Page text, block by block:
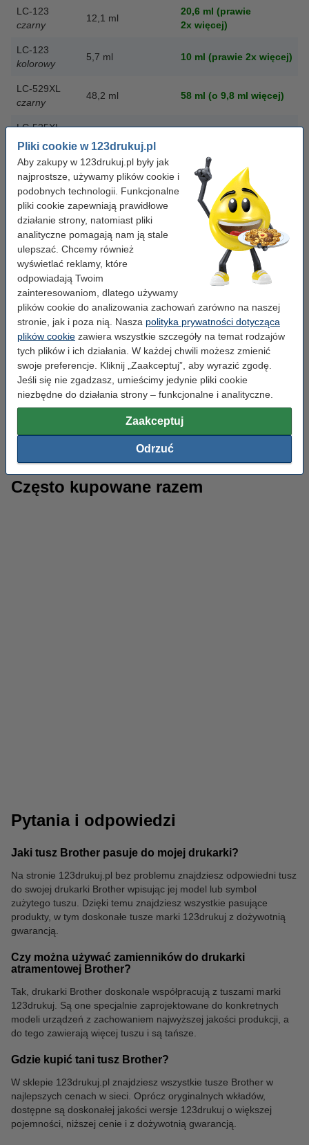
Pliki cookie w 123drukuj.pl
Aby zakupy w 123drukuj.pl były jak
najprostsze, używamy plików cookie i
podobnych technologii. Funkcjonalne
pliki cookie zapewniają prawidłowe
działanie strony, natomiast pliki
analityczne pomagają nam ją stale
ulepszać. Chcemy również
wyświetlać reklamy, które
odpowiadają Twoim
zainteresowaniom, dlatego używamy
plików cookie do analizowania zachowań zarówno na naszej
stronie, jak i poza nią. Nasza polityka prywatności dotycząca
plików cookie zawiera wszystkie szczegóły na temat rodzajów
tych plików i ich działania. W każdej chwili możesz zmienić
swoje preferencje. Kliknij „Zaakceptuj”, aby wyrazić zgodę.
Jeśli się nie zgadzasz, umieścimy jedynie pliki cookie
niezbędne do działania strony – funkcjonalne i analityczne.
Zaakceptuj
Odrzuć
LC-123
czarny
12,1 ml
20,6 ml (prawie
2x więcej)
LC-123
kolorowy
5,7 ml 10 ml (prawie 2x więcej)
LC-529XL
czarny
48,2 ml 58 ml (o 9,8 ml więcej)
LC-525XL
kolorowy
Większa pojemność i niższa cena to podwójna oszczędność dla
Ciebie i Twojej drukarki.
Zestawy promocyjne do drukarek
Brother
Wybierając gotowe zestawy tuszów oszczędzasz jeszcze więcej.
Zestawy promocyjne to kompletne zestawy wszystkich tuszów
123drukuj do Twojej drukarki (czarny plus kolory). Dzięki temu
zamawiasz wszystkie potrzebne tusze za jednym kliknięciem i
płacisz jeszcze mniej, niż gdybyś kupował je osobno!
Kartridże czyszczące do drukarek
Brother
Brother. Za ich pomocą zapewnisz doskonałą jakość wydruków
drukarce i zadbasz o jej tusze i głowice. Zadbaj o swoją drukarkę
z kartridżami czyszczącymi od 123drukuj.
Często kupowane razem
Kalkulatory
Pytania i odpowiedzi
Jaki tusz Brother pasuje do mojej drukarki?
Na stronie 123drukuj.pl bez problemu znajdziesz odpowiedni tusz
do swojej drukarki Brother wpisując jej model lub symbol
zużytego tuszu. Dzięki temu znajdziesz wszystkie pasujące
produkty, w tym doskonałe tusze marki 123drukuj z dożywotnią
gwarancją.
Czy można używać zamienników do drukarki
atramentowej Brother?
Tak, drukarki Brother doskonale współpracują z tuszami marki
123drukuj. Są one specjalnie zaprojektowane do konkretnych
modeli urządzeń z zachowaniem najwyższej jakości produkcji, a
do tego zawierają więcej tuszu i są tańsze.
Gdzie kupić tani tusz Brother?
W sklepie 123drukuj.pl znajdziesz wszystkie tusze Brother w
najlepszych cenach w sieci. Oprócz oryginalnych wkładów,
dostępne są doskonałej jakości wersje 123drukuj o większej
pojemności, niższej cenie i z dożywotnią gwarancją.